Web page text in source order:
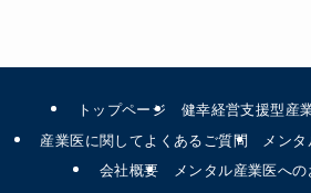
トップページ
健幸経営支援型産
産業医に関してよくあるご質問
メン
会社概要
メンタル産業医へ